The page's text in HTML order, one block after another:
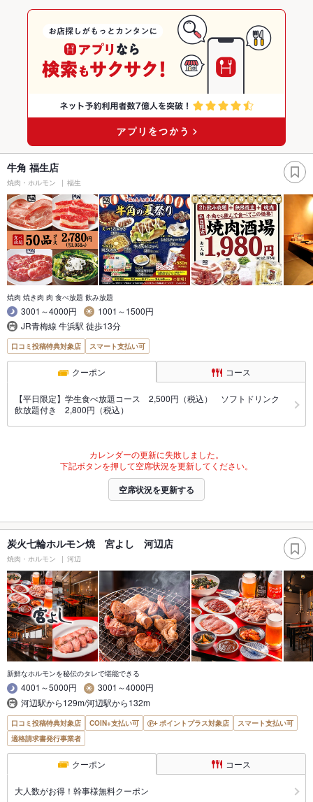
牛角 福生店
焼肉・ホルモン 福生
焼肉 焼き肉 肉 食べ放題 飲み放題
3001～4000円
1001～1500円
JR青梅線 牛浜駅 徒歩13分
口コミ投稿特典対象店 スマート支払い可
クーポン コース
【平日限定】学生食べ放題コース 2,500円（税込） ソフトドリンク
飲放題付き 2,800円（税込）
カレンダーの更新に失敗しました。
下記ボタンを押して空席状況を更新してください。
空席状況を更新する
炭火七輪ホルモン焼 宮よし 河辺店
焼肉・ホルモン 河辺
新鮮なホルモンを秘伝のタレで堪能できる
4001～5000円
3001～4000円
河辺駅から129m/河辺駅から132m
口コミ投稿特典対象店 COIN+支払い可 ポイントプラス対象店
スマート支払い可
適格請求書発行事業者
クーポン コース
大人数がお得！幹事様無料クーポン